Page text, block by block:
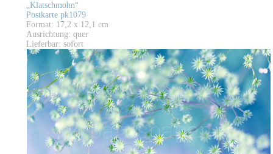
„Klatschmohn“
Postkarte pk1079
Format: 17,2 x 12,1 cm
Ausrichtung: quer
Lieferbar: sofort